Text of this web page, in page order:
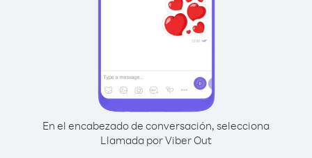
En el encabezado de conversación, selecciona
Llamada por Viber Out